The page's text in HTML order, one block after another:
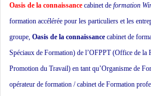
Oasis de la connaissance cabinet de formation
formation accélérée pour les particuliers et les
groupe, Oasis de la connaissance cabinet de
Spéciaux de Formation) de l’OFPPT (Office de la
Promotion du Travail) en tant qu’Organisme de
opérateur de formation / cabinet de Formation